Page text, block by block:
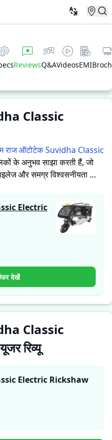
ReviewsQ&AVideosEMI
Classic
राज ऑटोटेक Suvidha Classic
के अनुभव साझा करती हैं, जो
और समग्र विश्वसनीयता को
कमजोरियों पर आधारित मूल्यांकन
सेक्शन है जहाँ असली मालिक
Electric Rickshaw के साथ
प्रदर्शन, आराम, माइलेज और
देते हैं, जिससे भविष्य के
राज ऑटोटेक Suvidha
जरूरतों के लिए सही है।
Electric
देखें
Classic
रिव्यू
Electric Rickshaw